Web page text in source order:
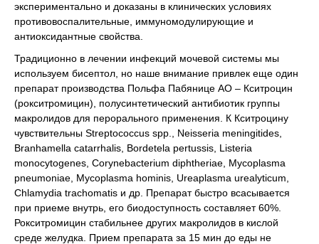
экспериментально и доказаны в клинических условиях
противовоспалительные, иммуномодулирующие и
антиоксидантные свойства.
Традиционно в лечении инфекций мочевой системы мы
используем бисептол, но наше внимание привлек еще один
препарат производства Польфа Пабянице АО – Кситроцин
(рокситромицин), полусинтетический антибиотик группы
макролидов для перорального применения. К Кситроцину
чувствительны Streptococcus spp., Neisseria meningitides,
Branhamella catarrhalis, Bordetela pertussis, Listeria
monocytogenes, Corynebacterium diphtheriae, Mycoplasma
pneumoniae, Mycoplasma hominis, Ureaplasma urealyticum,
Chlamydia trachomatis и др. Препарат быстро всасывается
при приеме внутрь, его биодоступность составляет 60%.
Рокситромицин стабильнее других макролидов в кислой
среде желудка. Прием препарата за 15 мин до еды не